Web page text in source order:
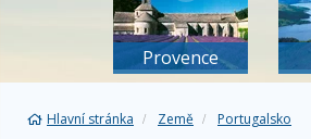
Provence
Hlavní stránka Země Portugalsko